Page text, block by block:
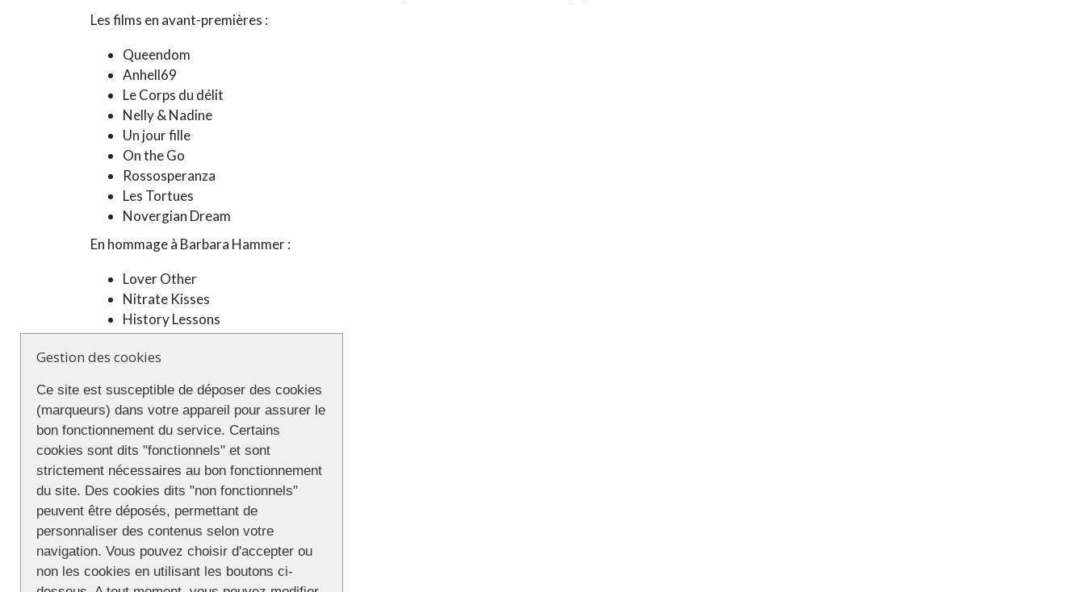
Les films en avant-premières :
Queendom
Anhell69
Le Corps du délit
Nelly & Nadine
Un jour fille
On the Go
Rossosperanza
Les Tortues
Novergian Dream
En hommage à Barbara Hammer :
Lover Other
Nitrate Kisses
History Lessons
Screaming queens
FHAR
Trois programme de courts-métrages :
Queers
Goudous
Queers of color
Trois films en décentralisation :
Levante
Sans Coeur
Gestion des cookies
Ce site est susceptible de déposer des cookies
(marqueurs) dans votre appareil pour assurer le
bon fonctionnement du service. Certains
cookies sont dits "fonctionnels" et sont
strictement nécessaires au bon fonctionnement
du site. Des cookies dits "non fonctionnels"
peuvent être déposés, permettant de
personnaliser des contenus selon votre
navigation. Vous pouvez choisir d'accepter ou
non les cookies en utilisant les boutons ci-